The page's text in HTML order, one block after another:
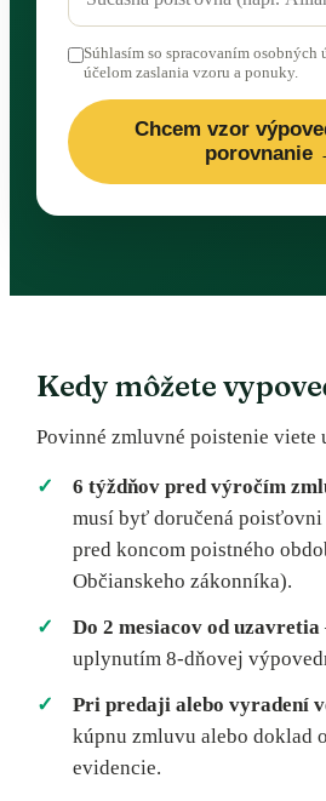
Súhlasím so spracovaním osobných
účelom zaslania vzoru a ponuky.
Chcem vzor
porovnanie
Kedy môžete
Povinné zmluvné poistenie
6 týždňov pred výročím
musí byť doručená
pred koncom poistného
Občianskeho zákonníka).
Do 2 mesiacov od uzavretia
uplynutím 8-dňovej
Pri predaji alebo vyradení
kúpnu zmluvu alebo doklad
evidencie.